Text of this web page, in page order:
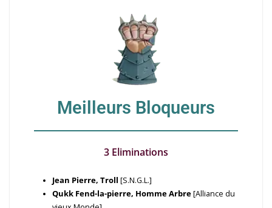
Meilleurs Bloqueurs
3 Eliminations
Jean Pierre, Troll [S.N.G.L.]
Qukk Fend-la-pierre, Homme Arbre[Alliance du